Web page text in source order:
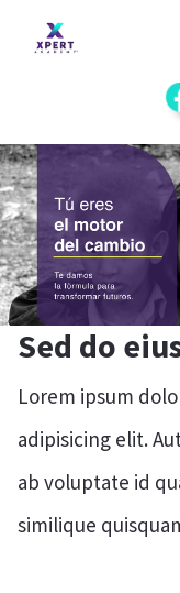
Sed do
Lorem ipsum
adipisicing elit.
ab voluptate id
similique